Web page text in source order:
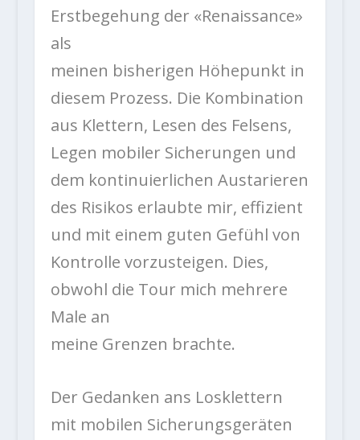
Erstbegehung der «Renaissance»
als
meinen bisherigen Höhepunkt in
diesem Prozess. Die Kombination
aus Klettern, Lesen des Felsens,
Legen mobiler Sicherungen und
dem kontinuierlichen Austarieren
des Risikos erlaubte mir, effizient
und mit einem guten Gefühl von
Kontrolle vorzusteigen. Dies,
obwohl die Tour mich mehrere
Male an
meine Grenzen brachte.
Der Gedanken ans Losklettern
mit mobilen Sicherungsgeräten